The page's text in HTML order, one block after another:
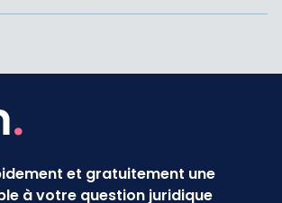
et gratuitement une
à votre question juridique